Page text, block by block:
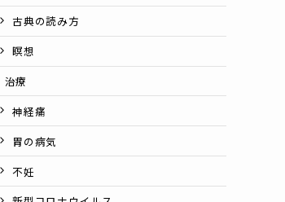
古典の読み方
瞑想
治療
神経痛
胃の病気
不妊